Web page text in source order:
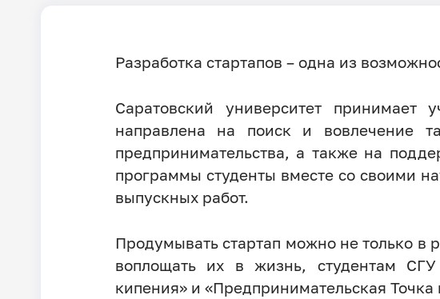
Разработка стартапов – одна из
Саратовский университет
направлена на поиск и вовлечение
предпринимательства, а также на
программы студенты вместе со своими
выпускных работ.
Продумывать стартап можно не только в
воплощать их в жизнь, студентам СГУ
кипения» и «Предпринимательская Точка